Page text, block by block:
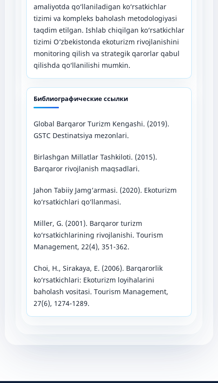
amaliyotda qo‘llaniladigan ko‘rsatkichlar
tizimi va kompleks baholash metodologiyasi
taqdim etilgan. Ishlab chiqilgan ko‘rsatkichlar
tizimi O‘zbekistonda ekoturizm rivojlanishini
monitoring qilish va strategik qarorlar qabul
qilishda qo‘llanilishi mumkin.
Библиографические ссылки
Global Barqaror Turizm Kengashi. (2019).
GSTC Destinatsiya mezonlari.
Birlashgan Millatlar Tashkiloti. (2015).
Barqaror rivojlanish maqsadlari.
Jahon Tabiiy Jamg‘armasi. (2020). Ekoturizm
ko‘rsatkichlari qo‘llanmasi.
Miller, G. (2001). Barqaror turizm
ko‘rsatkichlarining rivojlanishi. Tourism
Management, 22(4), 351-362.
Choi, H., Sirakaya, E. (2006). Barqarorlik
ko‘rsatkichlari: Ekoturizm loyihalarini
baholash vositasi. Tourism Management,
27(6), 1274-1289.